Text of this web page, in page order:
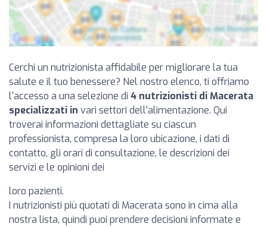
Cerchi un nutrizionista affidabile per migliorare la tua
salute e il tuo benessere? Nel nostro elenco, ti offriamo
l'accesso a una selezione di 4 nutrizionisti di Macerata
specializzati in vari settori dell'alimentazione. Qui
troverai informazioni dettagliate su ciascun
professionista, compresa la loro ubicazione, i dati di
contatto, gli orari di consultazione, le descrizioni dei
servizi e le opinioni dei
loro pazienti.
I nutrizionisti più quotati di Macerata sono in cima alla
nostra lista, quindi puoi prendere decisioni informate e